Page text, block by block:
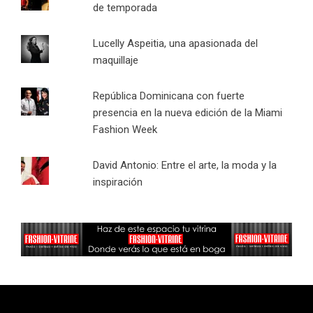
de temporada
Lucelly Aspeitia, una apasionada del
maquillaje
República Dominicana con fuerte
presencia en la nueva edición de la Miami
Fashion Week
David Antonio: Entre el arte, la moda y la
inspiración